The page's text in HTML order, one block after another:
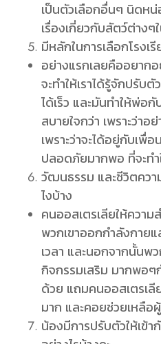
เป็นตัวเลือกอื่นๆ นิดหน่
เรื่องเกี่ยวกับสัตว์ต่าง
มีหลักในการเลือกโรงเ
อย่างแรกเลยคืออยากอ
จะทำให้เราได้รู้จักปรับ
ได้เร็ว และมันทำให้พ่อ
สบายใจกว่า เพราะว่าอ
เพราะว่าจะได้อยู่กับเพื่
ปลอดภัยมากพอ ที่จะท
วัฒนธรรม และชีวิตคว
ไงบ้าง
คนออสเตรเลียให้ควา
พวกเขาออกกำลังกาย
เวลา และนอกจากนั้นพ
กิจกรรมเสริม มากพอๆ
ด้วย แถมคนออสเตรเ
มาก และคอยช่วยเหลื
น้องมีการปรับตัวให้เข้